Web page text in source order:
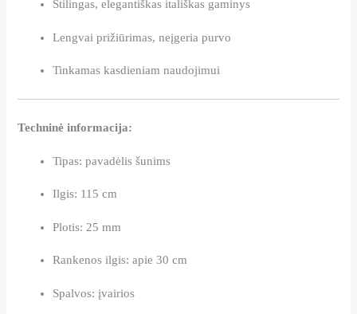
Stilingas, elegantiškas itališkas gaminys
Lengvai prižiūrimas, neįgeria purvo
Tinkamas kasdieniam naudojimui
Techninė informacija:
Tipas: pavadėlis šunims
Ilgis: 115 cm
Plotis: 25 mm
Rankenos ilgis: apie 30 cm
Spalvos: įvairios